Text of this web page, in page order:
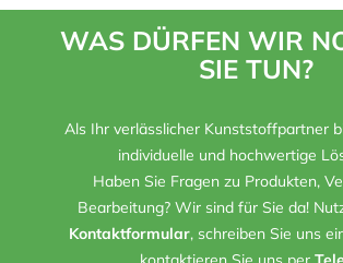
WAS DÜRFEN WIR
SIE TUN?
Als Ihr verlässlicher Kunststoffpartner
individuelle und hochwertige
Haben Sie Fragen zu Produkten,
Bearbeitung? Wir sind für Sie da!
Kontaktformular, schreiben Sie uns